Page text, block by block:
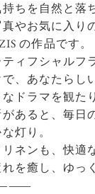
ちを自然と落
やお気に入り
の作品です。
ィフシャルフ
、あなたらし
ドラマを観た
あると、毎
灯り。
ネンも、快
を癒し、ゆっ